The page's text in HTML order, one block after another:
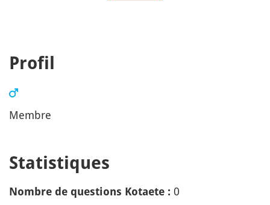
Profil
Membre
Statistiques
Nombre de questions Kotaete : 0